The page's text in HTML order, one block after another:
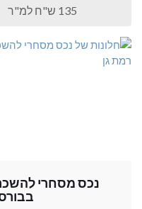
135 ש"ח למ"ר
נכס מסחרי